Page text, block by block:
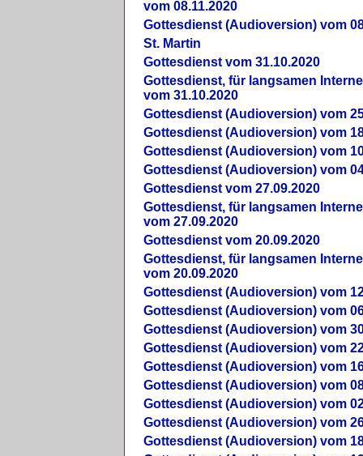
vom 08.11.2020
Gottesdienst (Audioversion) vom
St. Martin
Gottesdienst vom 31.10.2020
Gottesdienst, für langsamen
vom 31.10.2020
Gottesdienst (Audioversion) vom
Gottesdienst (Audioversion) vom
Gottesdienst (Audioversion) vom
Gottesdienst (Audioversion) vom
Gottesdienst vom 27.09.2020
Gottesdienst, für langsamen
vom 27.09.2020
Gottesdienst vom 20.09.2020
Gottesdienst, für langsamen
vom 20.09.2020
Gottesdienst (Audioversion) vom
Gottesdienst (Audioversion) vom
Gottesdienst (Audioversion) vom
Gottesdienst (Audioversion) vom
Gottesdienst (Audioversion) vom
Gottesdienst (Audioversion) vom
Gottesdienst (Audioversion) vom
Gottesdienst (Audioversion) vom
Gottesdienst (Audioversion) vom